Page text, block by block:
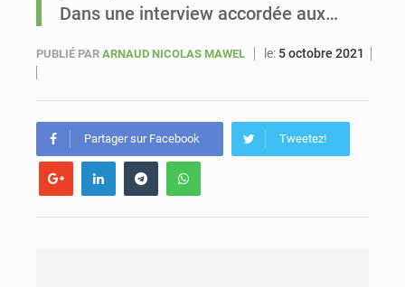
Dans une interview accordée aux…
PUBLIÉ PAR ARNAUD NICOLAS MAWEL le: 5 octobre 2021
Partager sur Facebook Tweetez!